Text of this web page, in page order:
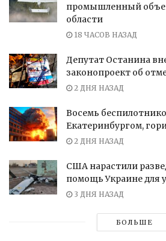
промышленный
области
18 ЧАСОВ НАЗАД
Депутат Останина
законопроект об
2 ДНЯ НАЗАД
Восемь
Екатеринбургом,
2 ДНЯ НАЗАД
США нарастили
помощь Украине для
3 ДНЯ НАЗАД
БОЛЬШЕ